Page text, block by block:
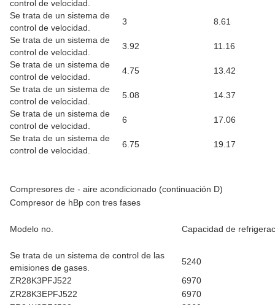
control de velocidad.
Se trata de un sistema de
control de velocidad.
3
8.61
Se trata de un sistema de
control de velocidad.
3.92
11.16
Se trata de un sistema de
control de velocidad.
4.75
13.42
Se trata de un sistema de
control de velocidad.
5.08
14.37
Se trata de un sistema de
control de velocidad.
6
17.06
Se trata de un sistema de
control de velocidad.
6.75 19.17
Compresores de - aire acondicionado (continuación D)
Compresor de hBp con tres fases
Modelo no. Capacidad de
Se trata de un sistema de control de las
emisiones de gases.
5240
ZR28K3PFJ522
6970
ZR28K3EPFJ522
6970